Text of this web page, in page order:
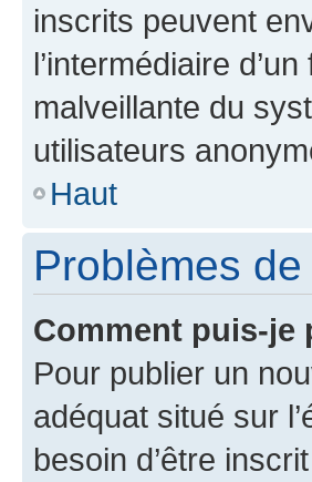
inscrits peuvent
l’intermédiaire
malveillante du
utilisateurs
Haut
Problèmes
Comment puis-je
Pour publier un
adéquat situé sur
besoin d’être